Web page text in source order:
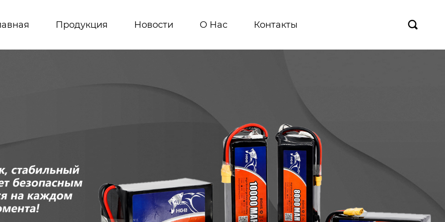
Продукция Новости О Нас Контакты 